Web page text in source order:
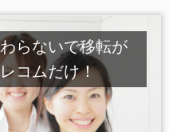
らないで移転が
コムだけ！